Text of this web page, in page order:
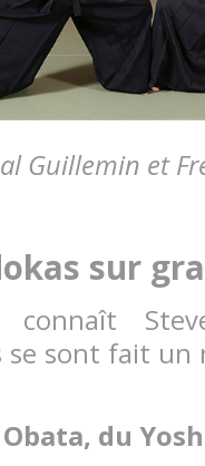
Guillemin et
sur
sont fait un
du